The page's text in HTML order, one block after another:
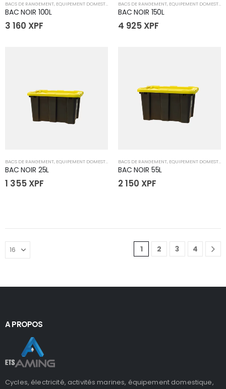
BACS DE RANGEMENT, EQUIPEMENT DOMESTIQUE
BAC NOIR 100L
3 160 XPF
BACS DE RANGEMENT, EQUIPEMENT DOMESTIQUE
BAC NOIR 150L
4 925 XPF
BACS DE RANGEMENT, EQUIPEMENT DOMESTIQUE
BAC NOIR 25L
1 355 XPF
BACS DE RANGEMENT, EQUIPEMENT DOMESTIQUE
BAC NOIR 55L
2 150 XPF
1 2 3 4
A PROPOS
Cycles, électricité, activités marines, équipement domestique,